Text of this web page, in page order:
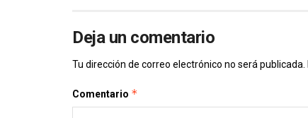
Deja un comentario
Tu dirección de correo electrónico no será publicada.
Comentario *